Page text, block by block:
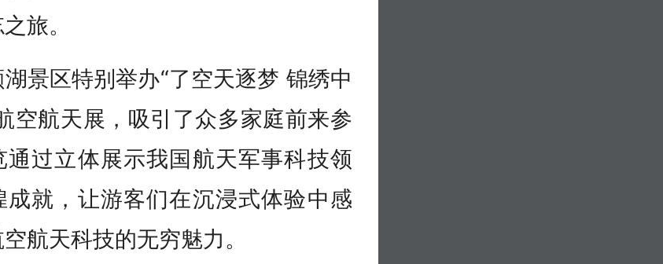
旅。
景区特别举办“了空天逐梦 锦绣中
空航天展，吸引了众多家庭前来参
通过立体展示我国航天军事科技领
成就，让游客们在沉浸式体验中感
航天科技的无穷魅力。